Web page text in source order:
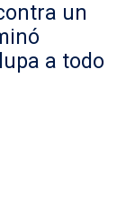
un
a todo